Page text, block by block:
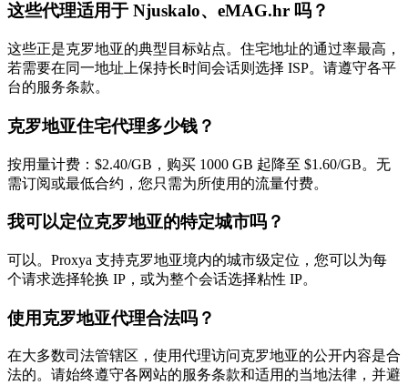
这些代理适用于 Njuskalo、eMAG.hr 吗？
这些正是克罗地亚的典型目标站点。住宅地址的通过率最高，
若需要在同一地址上保持长时间会话则选择 ISP。请遵守各平
台的服务条款。
克罗地亚住宅代理多少钱？
按用量计费：$2.40/GB，购买 1000 GB 起降至 $1.60/GB。无
需订阅或最低合约，您只需为所使用的流量付费。
我可以定位克罗地亚的特定城市吗？
可以。Proxya 支持克罗地亚境内的城市级定位，您可以为每
个请求选择轮换 IP，或为整个会话选择粘性 IP。
使用克罗地亚代理合法吗？
在大多数司法管辖区，使用代理访问克罗地亚的公开内容是合
法的。请始终遵守各网站的服务条款和适用的当地法律，并避